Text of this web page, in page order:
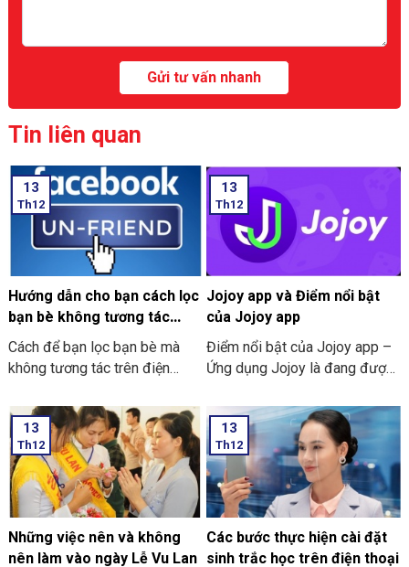
Tin liên quan
13
Th12
Hướng dẫn cho bạn cách lọc
bạn bè không tương tác
trên Facebook nhanh nhất
2024
Cách để bạn lọc bạn bè mà
không tương tác trên điện
13
Th12
Jojoy app và Điểm nổi bật
của Jojoy app
Điểm nổi bật của Jojoy app –
Ứng dụng Jojoy là đang được
đồng người yêu thích các trò
chơi điện tử ở trên điện thoại
di động.
13
Th12
Những việc nên và không
nên làm vào ngày Lễ Vu Lan
13
Th12
Các bước thực hiện cài đặt
sinh trắc học trên điện thoại